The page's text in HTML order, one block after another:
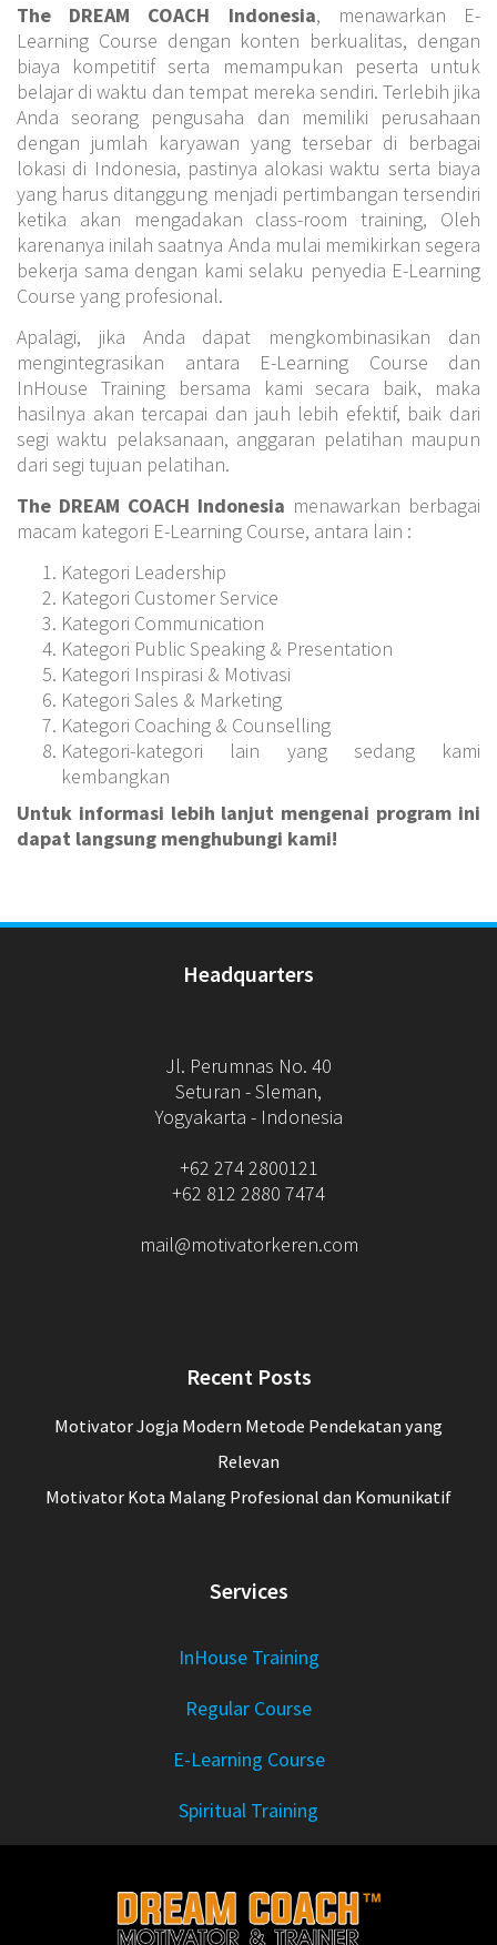
The DREAM COACH Indonesia, menawarkan E-
Learning Course dengan konten berkualitas, dengan
biaya kompetitif serta memampukan peserta untuk
belajar di waktu dan tempat mereka sendiri. Terlebih jika
Anda seorang pengusaha dan memiliki perusahaan
dengan jumlah karyawan yang tersebar di berbagai
lokasi di Indonesia, pastinya alokasi waktu serta biaya
yang harus ditanggung menjadi pertimbangan tersendiri
ketika akan mengadakan class-room training, Oleh
karenanya inilah saatnya Anda mulai memikirkan segera
bekerja sama dengan kami selaku penyedia E-Learning
Course yang profesional.
Apalagi, jika Anda dapat mengkombinasikan dan
mengintegrasikan antara E-Learning Course dan
InHouse Training bersama kami secara baik, maka
hasilnya akan tercapai dan jauh lebih efektif, baik dari
segi waktu pelaksanaan, anggaran pelatihan maupun
dari segi tujuan pelatihan.
The DREAM COACH Indonesia menawarkan berbagai
macam kategori E-Learning Course, antara lain :
Kategori Leadership
Kategori Customer Service
Kategori Communication
Kategori Public Speaking & Presentation
Kategori Inspirasi & Motivasi
Kategori Sales & Marketing
Kategori Coaching & Counselling
Kategori-kategori lain yang sedang kami
kembangkan
Untuk informasi lebih lanjut mengenai program ini
dapat langsung menghubungi kami!
Headquarters
Jl. Perumnas No. 40
Seturan - Sleman,
Yogyakarta - Indonesia
+62 274 2800121
+62 812 2880 7474
mail@motivatorkeren.com
Recent Posts
Motivator Jogja Modern Metode Pendekatan yang
Relevan
Motivator Kota Malang Profesional dan Komunikatif
Services
InHouse Training
Regular Course
E-Learning Course
Spiritual Training